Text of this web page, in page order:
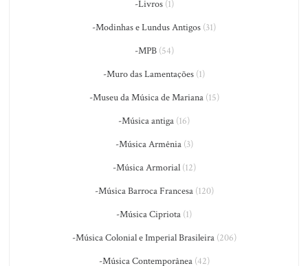
-Livros(1)
-Modinhas e Lundus Antigos (31)
-MPB(54)
-Muro das Lamentações (1)
-Museu da Música de Mariana(15)
-Música antiga (16)
-Música Armênia(3)
-Música Armorial(12)
-Música Barroca Francesa(120)
-Música Cipriota (1)
-Música Colonial e Imperial Brasileira(206)
-Música Contemporânea(42)